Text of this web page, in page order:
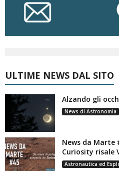
ULTIME NEWS DAL SITO
Alzando gli
News di Astronomia
News da Marte
Curiosity risale
Astronautica ed